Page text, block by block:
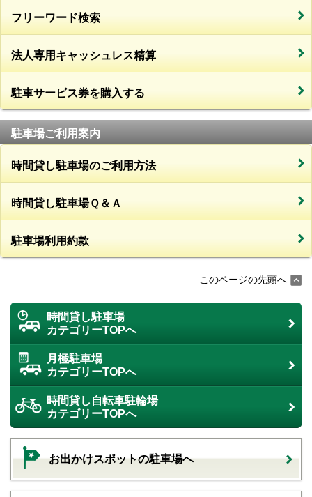
フリーワード検索
法人専用キャッシュレス精算
駐車サービス券を購入する
駐車場ご利用案内
時間貸し駐車場のご利用方法
時間貸し駐車場Ｑ＆Ａ
駐車場利用約款
このページの先頭へ
時間貸し駐車場
カテゴリーTOPへ
月極駐車場
カテゴリーTOPへ
時間貸し自転車駐輪場
カテゴリーTOPへ
お出かけスポットの駐車場へ